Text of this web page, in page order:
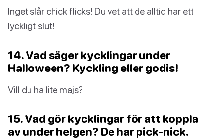
Inget slår chick flicks! Du vet att de alltid har ett
lyckligt slut!
14. Vad säger kycklingar under
Halloween? Kyckling eller godis!
Vill du ha lite majs?
15. Vad gör kycklingar för att koppla
av under helgen? De har pick-nick.